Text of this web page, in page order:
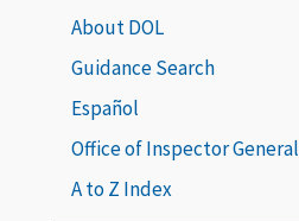
About DOL
Guidance Search
Español
Office of Inspector General
A to Z Index